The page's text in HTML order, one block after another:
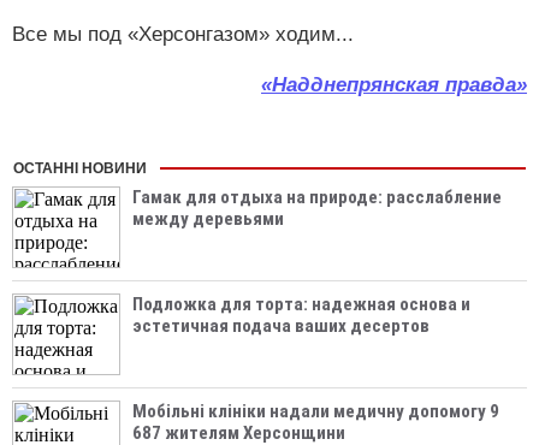
Все мы под «Херсонгазом» ходим...
«Надднепрянская правда»
ОСТАННІ НОВИНИ
Гамак для отдыха на природе: расслабление
между деревьями
Подложка для торта: надежная основа и
эстетичная подача ваших десертов
Мобільні клініки надали медичну допомогу 9
687 жителям Херсонщини